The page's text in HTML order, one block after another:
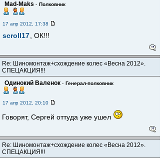
Mad-Maks - Полковник
17 апр 2012, 17:38
scroll17 , ОК!!!
Re: Шиномонтаж+схождение колес «Весна 2012».
СПЕЦАКЦИЯ!!!
Одинокий Валенок - Генерал-полковник
17 апр 2012, 20:10
Говорят, Сергей оттуда уже ушел
Re: Шиномонтаж+схождение колес «Весна 2012».
СПЕЦАКЦИЯ!!!